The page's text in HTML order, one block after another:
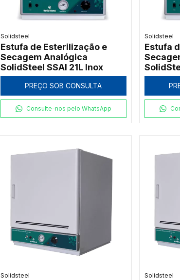
Solidsteel
Estufa de Esterilização e
Secagem Analógica
SolidSteel SSAI 21L Inox
PREÇO SOB CONSULTA
Consulte-nos pelo WhatsApp
Solidsteel
Estufa
Solidsteel Solidsteel